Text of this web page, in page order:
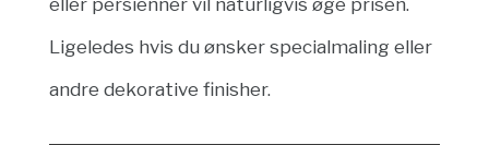
eller persienner vil naturligvis øge prisen.
Ligeledes hvis du ønsker specialmaling eller
andre dekorative finisher.